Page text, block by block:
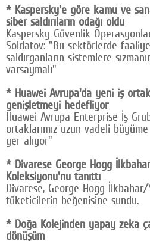
* Kaspersky'e göre kamu ve
siber saldırıların odağı oldu
Kaspersky Güvenlik
Soldatov: "Bu sektörlerde
saldırganların sistemlere
varsaymalı"
* Huawei Avrupa'da yeni iş
genişletmeyi hedefliyor
Huawei Avrupa Enterprise İş
ortaklarımız uzun vadeli
yer alıyor"
* Divarese George Hogg
Koleksiyonu'nu tanıttı
Divarese, George Hogg
tüketicilerin beğenisine sundu.
* Doğa Kolejinden yapay zeka
dönüşüm